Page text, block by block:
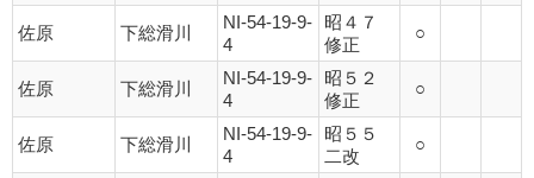
佐原 下総滑川
NI-54-19-9-
4
昭４７
修正
○
佐原 下総滑川
NI-54-19-9-
4
昭５２
修正
○
佐原 下総滑川
NI-54-19-9-
4
昭５５
二改
○